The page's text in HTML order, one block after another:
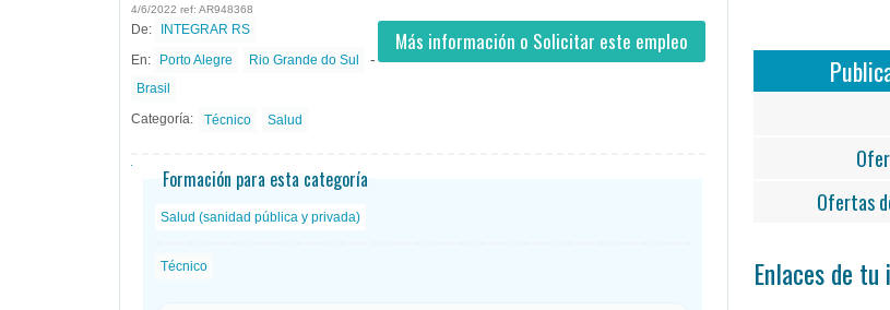
4/6/2022 ref: AR948368
Más información o Solicitar este empleo
De: INTEGRAR RS
En: Porto Alegre Rio Grande do Sul -
Brasil
Categoría:
Técnico Salud
Formación para esta categoría
Salud (sanidad pública y privada)
Técnico
Ofertas
Enlaces de